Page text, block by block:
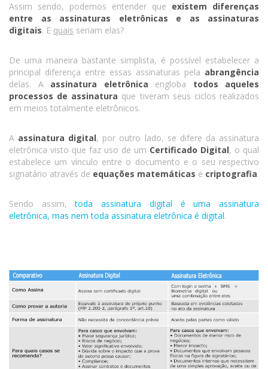
Assim sendo, podemos entender que existem diferenças
entre as assinaturas eletrônicas e as assinaturas
digitais. E quais seriam elas?
De uma maneira bastante simplista, é possível estabelecer a
principal diferença entre essas assinaturas pela abrangência
delas. A assinatura eletrônica engloba todos aqueles
processos de assinatura que tiveram seus ciclos realizados
em meios totalmente eletrônicos.
A assinatura digital, por outro lado, se difere da assinatura
eletrônica visto que faz uso de um Certificado Digital, o qual
estabelece um vínculo entre o documento e o seu respectivo
signatário através de equações matemáticas e criptografia.
Sendo assim,toda assinatura digital é uma assinatura
eletrônica, mas nem toda assinatura eletrônica é digital.